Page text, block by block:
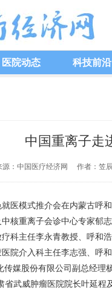
医院动态 科技前沿
中国重离子走
源：中国医疗经济网 作者：
模式推介会在内蒙古呼
重离子会诊中心专家郁
科主任李永青教授、呼和
院介入科主任李志强、呼
媒股份有限公司副总经
省武威肿瘤医院院长叶延